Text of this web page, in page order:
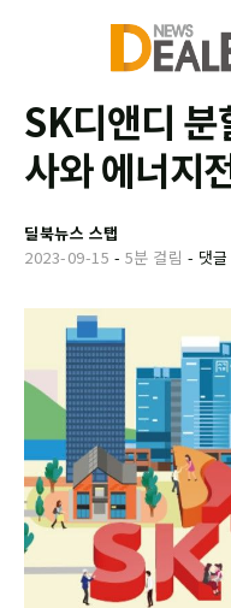
SK디앤디 분
사와 에너지
딜북뉴스 스탭
2023-09-15 - 5분 걸림 - 댓